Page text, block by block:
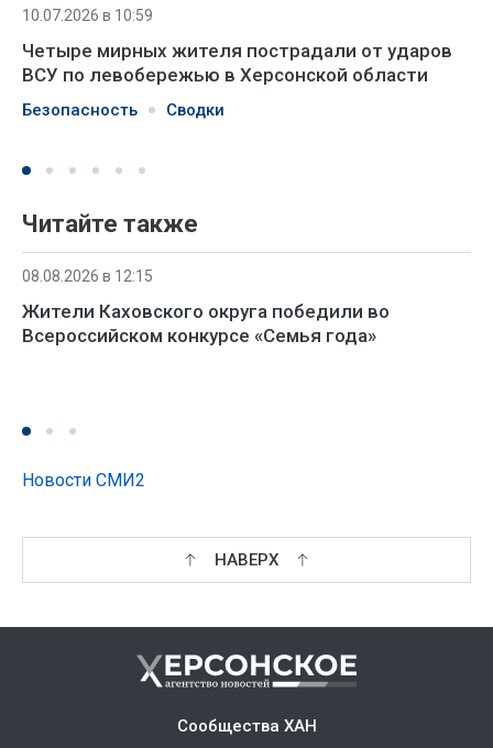
10.07.2026 в 10:59
Четыре мирных жителя пострадали от ударов
ВСУ по левобережью в Херсонской области
Безопасность Сводки
Читайте также
08.08.2026 в 12:15
Жители Каховского округа победили во
Всероссийском конкурсе «Семья года»
Новости СМИ2
НАВЕРХ
Сообщества ХАН